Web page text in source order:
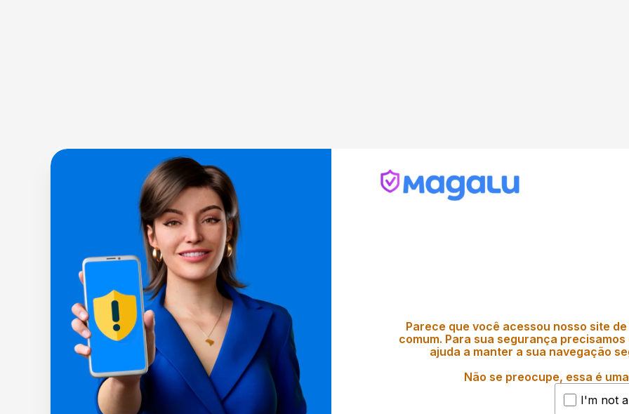
Parece que você acessou nosso site
comum. Para sua segurança
ajuda a manter a sua navegação
Não se preocupe, essa é
I'm not